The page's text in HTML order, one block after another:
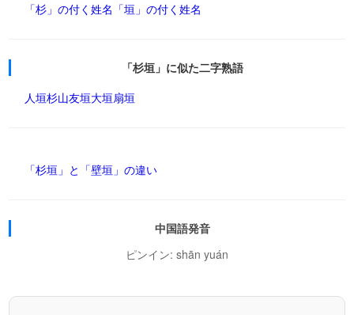
「杉」の付く姓名 「垣」の付く姓名
「杉垣」に似た二字熟語
人垣杉山友垣大垣扇垣
「杉垣」と「壁垣」の違い
中国語発音
ピンイン: shān yuán